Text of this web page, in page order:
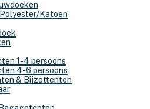
Katoen
1-4 persoons
4-6 persoons
& Bijzettenten